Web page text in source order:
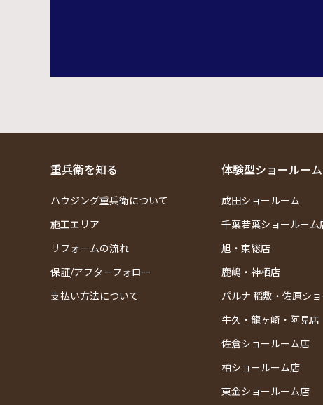
重兵衛を知る
ハウジング重兵衛について
施工エリア
リフォームの流れ
保証/アフターフォロー
支払い方法について
体験型ショールーム
成田ショールーム
千葉若葉ショールーム
旭・東総店
鹿嶋・神栖店
パルナ 稲敷・佐原シ
牛久・龍ヶ崎・阿見店
佐倉ショールーム店
柏ショールーム店
東金ショールーム店